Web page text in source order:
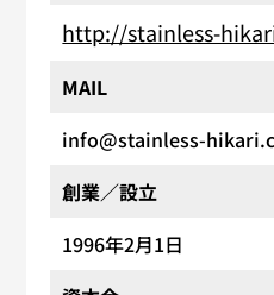
http://stainless-
MAIL
info@stainless-
創業／設立
1996年2月1日